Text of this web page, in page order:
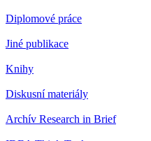
Diplomové práce
Jiné publikace
Knihy
Diskusní materiály
Archív Research in Brief